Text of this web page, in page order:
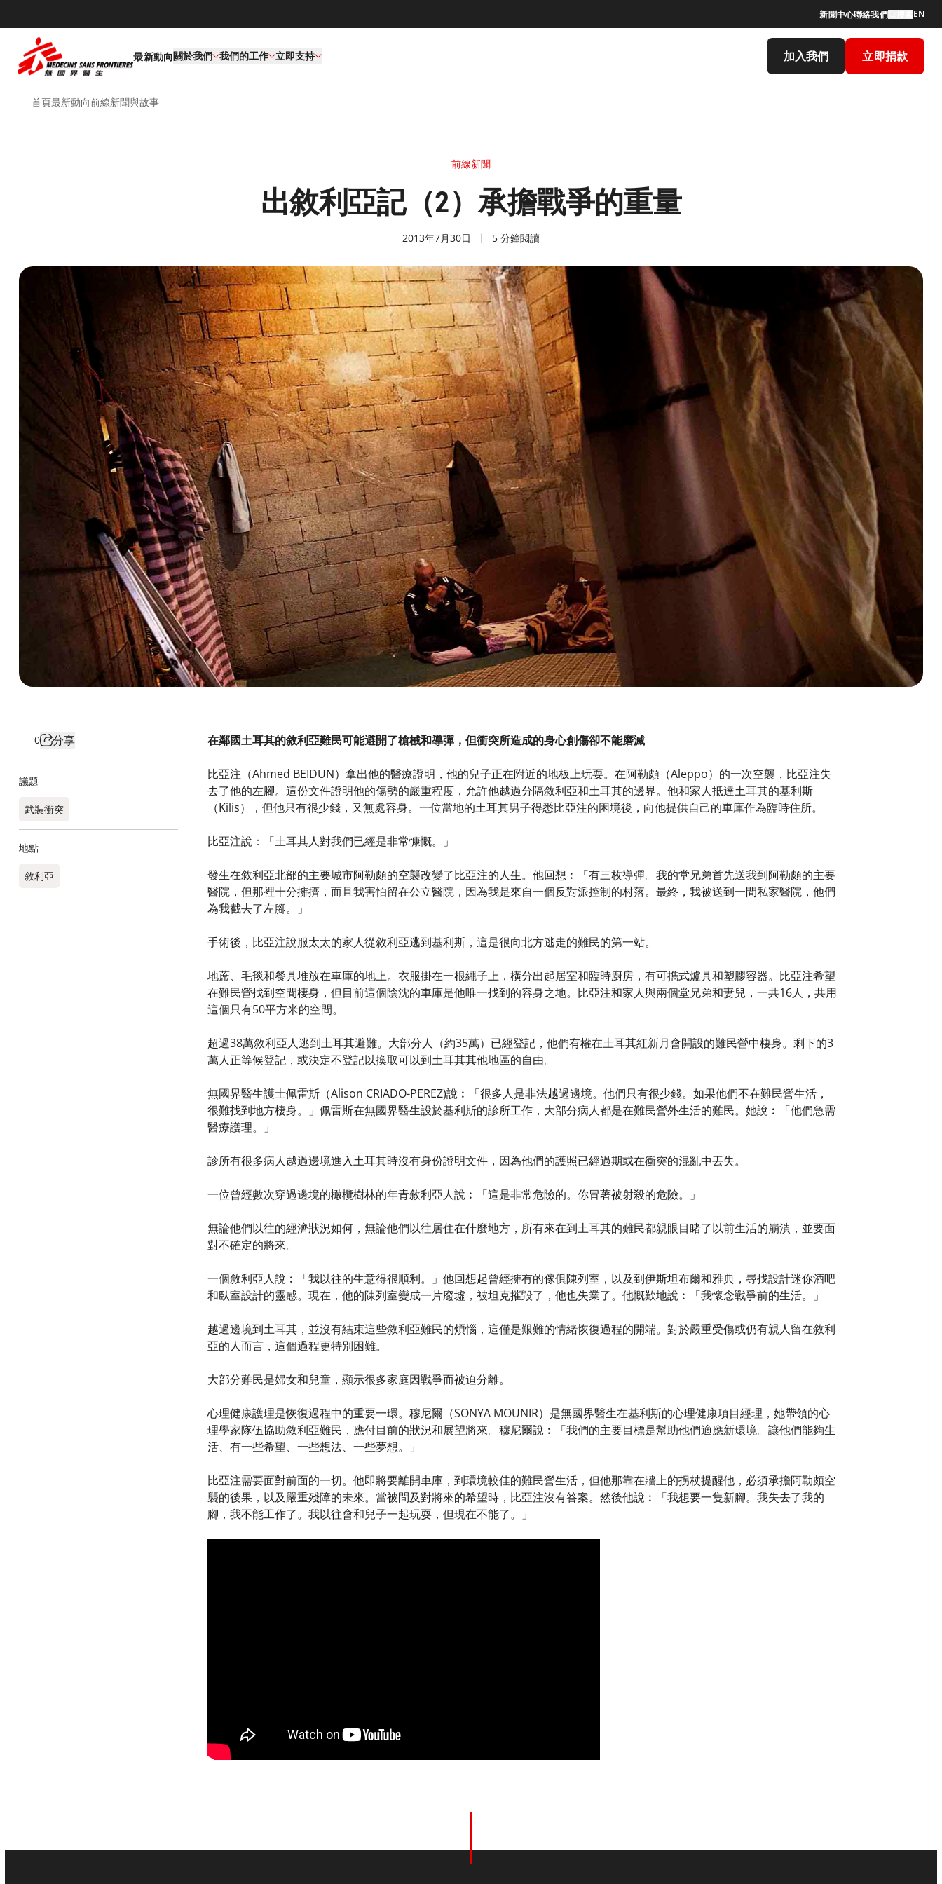
新聞中心聯絡我們 EN
最新動向關於我們 我們的工作​ 立即支持 加入我們 立即捐款
首頁最新動向前線新聞與故事
前線新聞
出敘利亞記（2）承擔戰爭的重量
2013年7月30日 5 分鐘閱讀
0 分享
議題
武裝衝突
地點
敘利亞
在鄰國土耳其的敘利亞難民可能避開了槍械和導彈，但衝突所造成的身心創傷卻不能磨滅
比亞注（Ahmed BEIDUN）拿出他的醫療證明，他的兒子正在附近的地板上玩耍。在阿勒頗（Aleppo）的一次空襲，比亞注失
去了他的左腳。這份文件證明他的傷勢的嚴重程度，允許他越過分隔敘利亞和土耳其的邊界。他和家人抵達土耳其的基利斯
（Kilis），但他只有很少錢，又無處容身。一位當地的土耳其男子得悉比亞注的困境後，向他提供自己的車庫作為臨時住所。
比亞注說：「土耳其人對我們已經是非常慷慨。」
發生在敘利亞北部的主要城市阿勒頗的空襲改變了比亞注的人生。他回想︰「有三枚導彈。我的堂兄弟首先送我到阿勒頗的主要
醫院，但那裡十分擁擠，而且我害怕留在公立醫院，因為我是來自一個反對派控制的村落。最終，我被送到一間私家醫院，他們
為我截去了左腳。」
手術後，比亞注說服太太的家人從敘利亞逃到基利斯，這是很向北方逃走的難民的第一站。
地蓆、毛毯和餐具堆放在車庫的地上。衣服掛在一根繩子上，橫分出起居室和臨時廚房，有可擕式爐具和塑膠容器。比亞注希望
在難民營找到空間棲身，但目前這個陰沈的車庫是他唯一找到的容身之地。比亞注和家人與兩個堂兄弟和妻兒，一共16人，共用
這個只有50平方米的空間。
超過38萬敘利亞人逃到土耳其避難。大部分人（約35萬）已經登記，他們有權在土耳其紅新月會開設的難民營中棲身。剩下的3
萬人正等候登記，或決定不登記以換取可以到土耳其其他地區的自由。
無國界醫生護士佩雷斯（Alison CRIADO-PEREZ)說︰「很多人是非法越過邊境。他們只有很少錢。如果他們不在難民營生活，
很難找到地方棲身。」佩雷斯在無國界醫生設於基利斯的診所工作，大部分病人都是在難民營外生活的難民。她說︰「他們急需
醫療護理。」
診所有很多病人越過邊境進入土耳其時沒有身份證明文件，因為他們的護照已經過期或在衝突的混亂中丟失。
一位曾經數次穿過邊境的橄欖樹林的年青敘利亞人說︰「這是非常危險的。你冒著被射殺的危險。」
無論他們以往的經濟狀況如何，無論他們以往居住在什麼地方，所有來在到土耳其的難民都親眼目睹了以前生活的崩潰，並要面
對不確定的將來。
一個敘利亞人說︰「我以往的生意得很順利。」他回想起曾經擁有的傢俱陳列室，以及到伊斯坦布爾和雅典，尋找設計迷你酒吧
和臥室設計的靈感。現在，他的陳列室變成一片廢墟，被坦克摧毀了，他也失業了。他慨歎地說︰「我懷念戰爭前的生活。」
越過邊境到土耳其，並沒有結束這些敘利亞難民的煩惱，這僅是艱難的情緒恢復過程的開端。對於嚴重受傷或仍有親人留在敘利
亞的人而言，這個過程更特別困難。
大部分難民是婦女和兒童，顯示很多家庭因戰爭而被迫分離。
心理健康護理是恢復過程中的重要一環。穆尼爾（SONYA MOUNIR）是無國界醫生在基利斯的心理健康項目經理，她帶領的心
理學家隊伍協助敘利亞難民，應付目前的狀況和展望將來。穆尼爾說︰「我們的主要目標是幫助他們適應新環境。讓他們能夠生
活、有一些希望、一些想法、一些夢想。」
比亞注需要面對前面的一切。他即將要離開車庫，到環境較佳的難民營生活，但他那靠在牆上的拐杖提醒他，必須承擔阿勒頗空
襲的後果，以及嚴重殘障的未來。當被問及對將來的希望時，比亞注沒有答案。然後他說︰「我想要一隻新腳。我失去了我的
腳，我不能工作了。我以往會和兒子一起玩耍，但現在不能了。」